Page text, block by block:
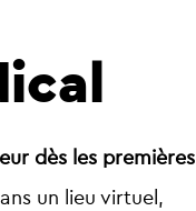
dès les premières
un lieu virtuel,